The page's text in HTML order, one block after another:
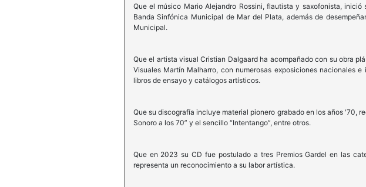
Que el músico Mario Alejandro Rossini, flautista y saxofonista,
Banda Sinfónica Municipal de Mar del Plata, además de
Municipal.
Que el artista visual Cristian Dalgaard ha acompañado con su obra
Visuales Martín Malharro, con numerosas exposiciones nacionales
libros de ensayo y catálogos artísticos.
Que su discografía incluye material pionero grabado en los años '70,
Sonoro a los 70” y el sencillo “Intentango”, entre otros.
Que en 2023 su CD fue postulado a tres Premios Gardel en las
representa un reconocimiento a su labor artística.